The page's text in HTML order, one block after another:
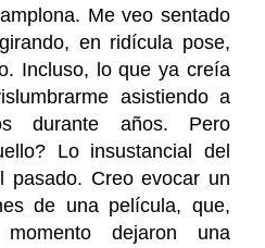
Me veo sentado
en ridícula pose,
Incluso, lo que ya creía
asistiendo a
durante años. Pero
Lo insustancial del
pasado. Creo evocar un
de una película, que,
dejaron una